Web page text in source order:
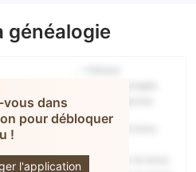
généalogie
dans
pour débloquer
!
l'application
OKFX